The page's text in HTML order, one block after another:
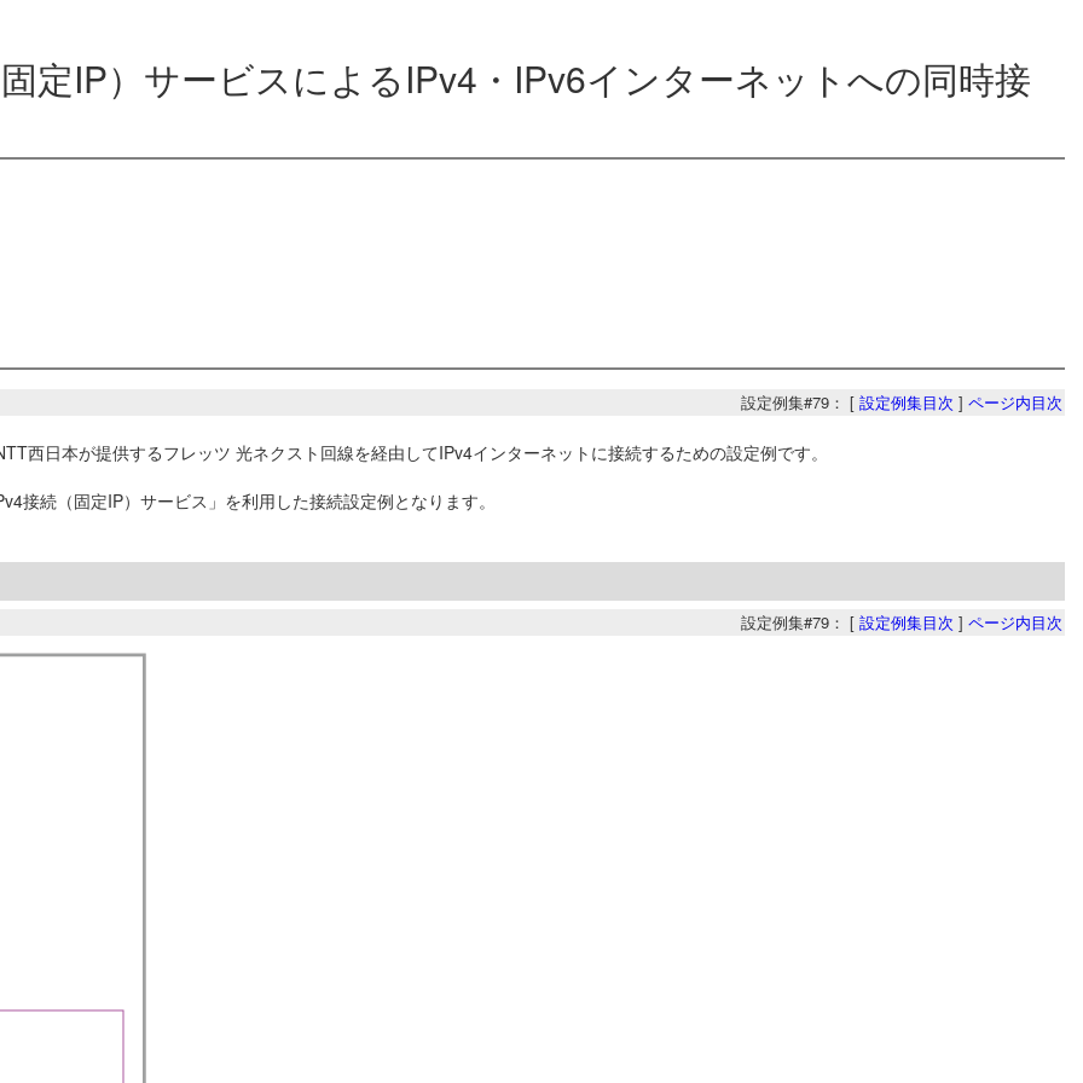
定IP）サービスによるIPv4・IPv6インターネットへの同時接
設定例集#79： [ 設定例集目次 ] ページ内目次
西日本が提供するフレッツ 光ネクスト回線を経由してIPv4インターネットに接続するための設定例です。
接続（固定IP）サービス」を利用した接続設定例となります。
設定例集#79： [ 設定例集目次 ] ページ内目次